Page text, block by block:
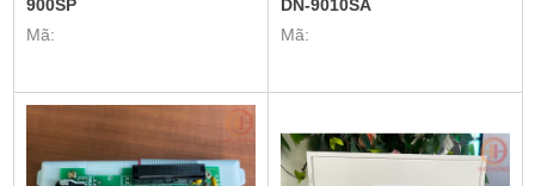
900SP
Mã:
DN-9010SA
Mã: